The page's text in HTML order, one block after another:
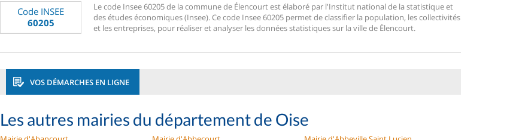
Code INSEE
60205
Le code Insee 60205 de la commune de Élencourt est élaboré par l'Institut national de la statistique et
des études économiques (Insee). Ce code Insee 60205 permet de classifier la population, les collectivités
et les entreprises, pour réaliser et analyser les données statistiques sur la ville de Élencourt.
VOS DÉMARCHES EN LIGNE
Les autres mairies du département de Oise